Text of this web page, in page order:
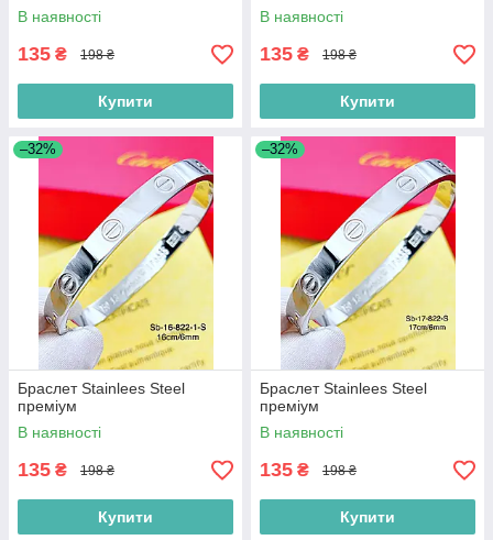
В наявності
135 ₴ 198 ₴
Купити
В наявності
135 ₴ 198 ₴
Купити
–32%
Браслет Stainlees Steel
преміум
В наявності
135 ₴ 198 ₴
Купити
–32%
Браслет Stainlees Steel
преміум
В наявності
135 ₴ 198 ₴
Купити